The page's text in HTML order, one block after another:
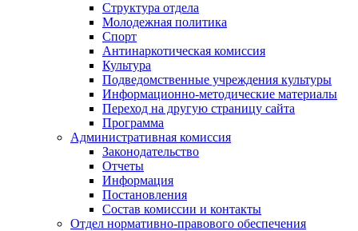
Структура отдела
Молодежная политика
Спорт
Антинаркотическая комиссия
Культура
Подведомственные учреждения культуры
Информационно-методические материалы
Переход на другую страницу сайта
Программа
Административная комиссия
Законодательство
Отчеты
Информация
Постановления
Состав комиссии и контакты
Отдел нормативно-правового обеспечения